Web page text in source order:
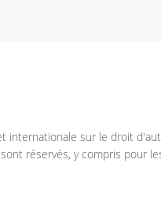
internationale sur le droit
réservés, y compris pour